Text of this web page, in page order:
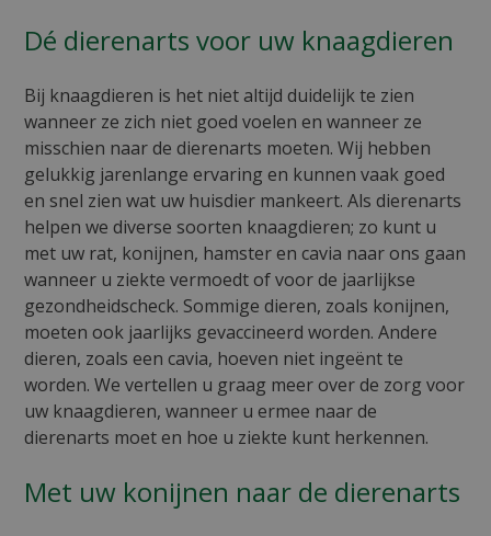
Dé dierenarts voor uw knaagdieren
Bij knaagdieren is het niet altijd duidelijk te zien
wanneer ze zich niet goed voelen en wanneer ze
misschien naar de dierenarts moeten. Wij hebben
gelukkig jarenlange ervaring en kunnen vaak goed
en snel zien wat uw huisdier mankeert. Als dierenarts
helpen we diverse soorten knaagdieren; zo kunt u
met uw rat, konijnen, hamster en cavia naar ons gaan
wanneer u ziekte vermoedt of voor de jaarlijkse
gezondheidscheck. Sommige dieren, zoals konijnen,
moeten ook jaarlijks gevaccineerd worden. Andere
dieren, zoals een cavia, hoeven niet ingeënt te
worden. We vertellen u graag meer over de zorg voor
uw knaagdieren, wanneer u ermee naar de
dierenarts moet en hoe u ziekte kunt herkennen.
Met uw konijnen naar de dierenarts